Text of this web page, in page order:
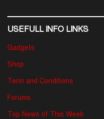
USEFULL INFO LINKS
Gadgets
Shop
Term and Conditions
Forums
Top News of This Week